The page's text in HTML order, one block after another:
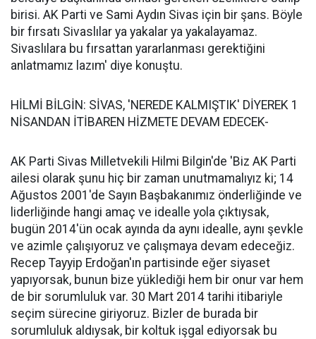
birisi. AK Parti ve Sami Aydın Sivas için bir şans. Böyle
bir fırsatı Sivaslılar ya yakalar ya yakalayamaz.
Sivaslılara bu fırsattan yararlanması gerektiğini
anlatmamız lazım' diye konuştu.
HİLMİ BİLGİN: SİVAS, 'NEREDE KALMIŞTIK' DİYEREK 1
NİSANDAN İTİBAREN HİZMETE DEVAM EDECEK-
AK Parti Sivas Milletvekili Hilmi Bilgin'de 'Biz AK Parti
ailesi olarak şunu hiç bir zaman unutmamalıyız ki; 14
Ağustos 2001'de Sayın Başbakanımız önderliğinde ve
liderliğinde hangi amaç ve idealle yola çıktıysak,
bugün 2014'ün ocak ayında da aynı idealle, aynı şevkle
ve azimle çalışıyoruz ve çalışmaya devam edeceğiz.
Recep Tayyip Erdoğan'ın partisinde eğer siyaset
yapıyorsak, bunun bize yüklediği hem bir onur var hem
de bir sorumluluk var. 30 Mart 2014 tarihi itibariyle
seçim sürecine giriyoruz. Bizler de burada bir
sorumluluk aldıysak, bir koltuk işgal ediyorsak bu